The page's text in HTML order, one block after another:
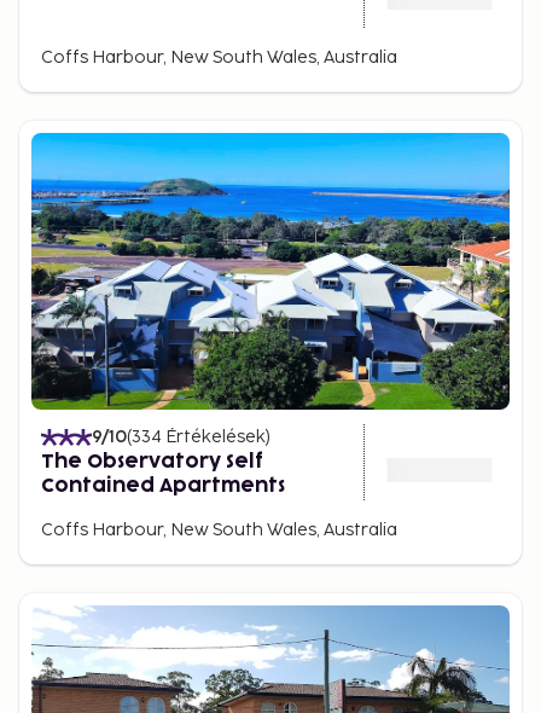
Coffs Harbour, New South Wales, Australia
9/10(334 Értékelések)
The Observatory Self
Contained Apartments
Coffs Harbour, New South Wales, Australia